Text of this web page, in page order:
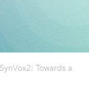
SynVox2: Towards a